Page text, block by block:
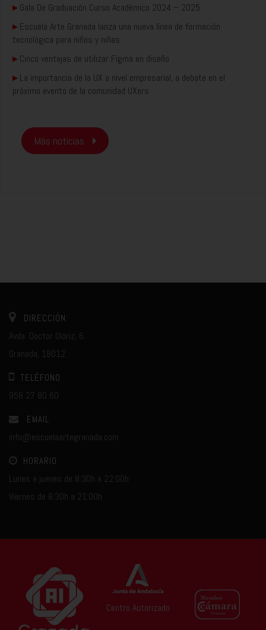
▸Gala De Graduación Curso Académico 2024 – 2025
▸Escuela Arte Granada lanza una nueva línea de formación
tecnológica para niños y niñas
▸Cinco ventajas de utilizar Figma en diseño
▸La importancia de la UX a nivel empresarial, a debate en el
próximo evento de la comunidad UXers
Más noticias
DIRECCIÓN:
Avda. Doctor Olóriz, 6.
Granada, 18012.
TELÉFONO
958 27 80 60
EMAIL
info@escuelaartegranada.com
HORARIO
Lunes a jueves de 8:30h a 22:00h
Viernes de 8:30h a 21:00h
Centro Autorizado